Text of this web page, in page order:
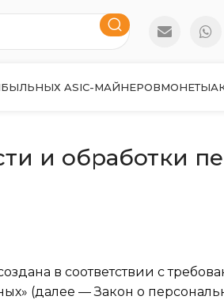
ASIC-МАЙНЕРОВМОНЕТЫ
и обработки
в соответствии с
(далее — Закон о